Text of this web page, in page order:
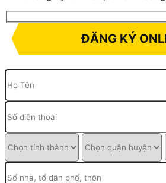
ĐĂNG KÝ